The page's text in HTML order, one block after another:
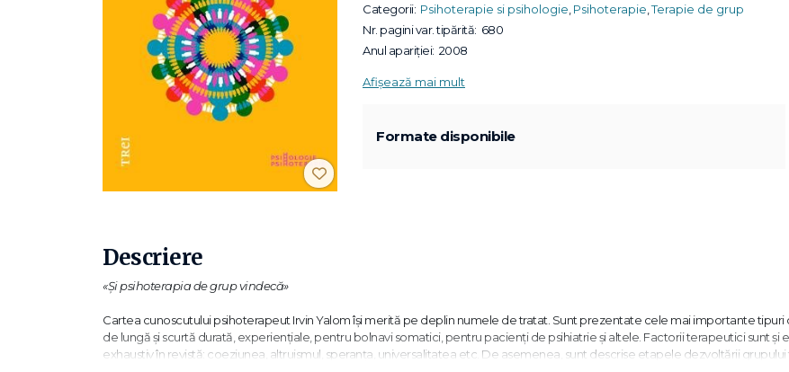
Categorii: Psihoterapie si psihologie Psihoterapie ,Terapie de grup
Nr. pagini var. tipărită: 680
Anul apariției: 2008
Afișează mai mult
Formate disponibile
Descriere
«Şi psihoterapia de grup vindecă»
Cartea cunoscutului psihoterapeut Irvin Yalom îşi merită pe deplin numele de tratat. Sunt prezentate cele mai importante tipuri
de lungă şi scurtă durată, experienţiale, pentru bolnavi somatici, pentru pacienţi de psihiatrie şi altele. Factorii terapeutici sunt şi
exhaustiv în revistă: coeziunea, altruismul, speranţa, universalitatea etc. De asemenea, sunt descrise etapele dezvoltării grupului